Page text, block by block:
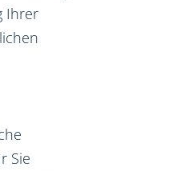
Ihrer
Sie